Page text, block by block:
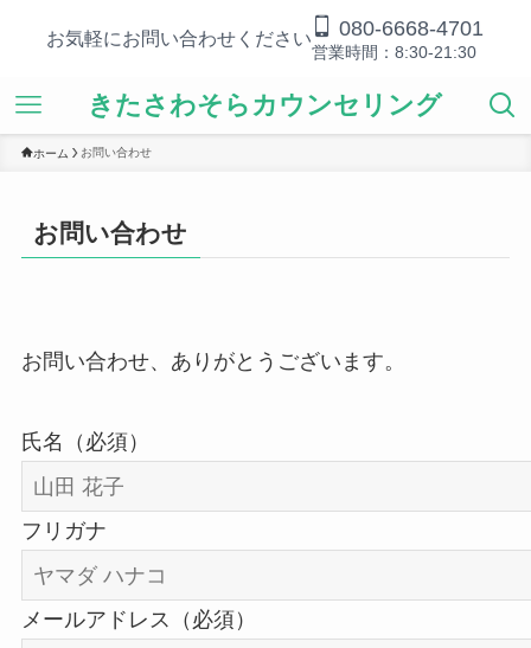
お気軽にお問い合わせください 080-6668-4701
営業時間：8:30-21:30
きたさわそらカウンセリング
ホーム お問い合わせ
お問い合わせ
お問い合わせ、ありがとうございます。
氏名（必須）
フリガナ
メールアドレス（必須）